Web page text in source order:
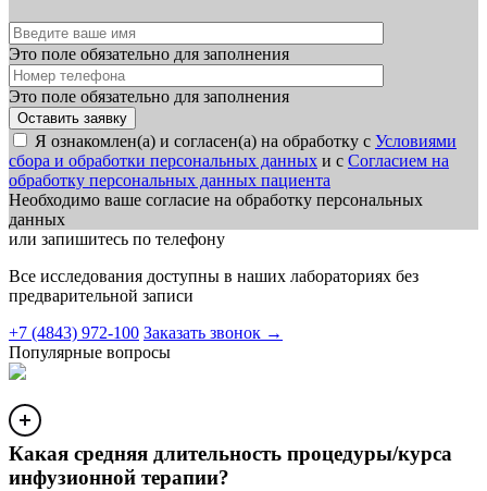
Это поле обязательно для заполнения
Это поле обязательно для заполнения
Я ознакомлен(а) и согласен(а) на обработку с Условиями
сбора и обработки персональных данных и с Согласием на
обработку персональных данных пациента
Необходимо ваше согласие на обработку персональных
данных
или запишитесь по телефону
Все исследования доступны в наших лабораториях без
предварительной записи
+7 (4843) 972-100 Заказать звонок →
Популярные вопросы
Какая средняя длительность процедуры/курса
инфузионной терапии?